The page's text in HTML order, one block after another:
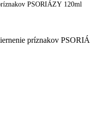
PSORIÁZY 120ml